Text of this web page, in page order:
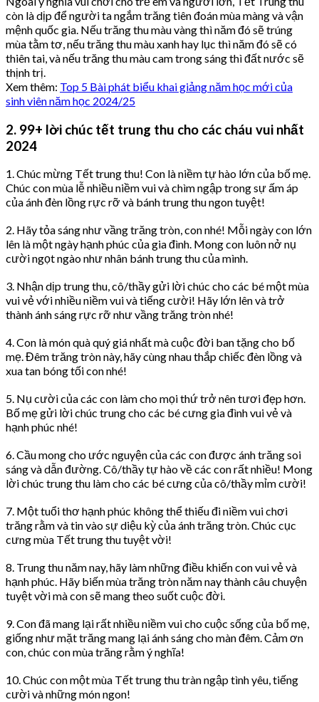
còn là dịp để người ta ngắm trăng tiên đoán mùa màng và vận
mệnh quốc gia. Nếu trăng thu màu vàng thì năm đó sẽ trúng
mùa tằm tơ, nếu trăng thu màu xanh hay lục thì năm đó sẽ có
thiên tai, và nếu trăng thu màu cam trong sáng thì đất nước sẽ
thịnh trị.
Xem thêm: Top 5 Bài phát biểu khai giảng năm học mới của
sinh viên năm học 2024/25
2. 99+ lời chúc tết trung thu cho các cháu vui nhất
2024
1. Chúc mừng Tết trung thu! Con là niềm tự hào lớn của bố mẹ.
Chúc con mùa lễ nhiều niềm vui và chìm ngập trong sự ấm áp
của ánh đèn lồng rực rỡ và bánh trung thu ngon tuyệt!
2. Hãy tỏa sáng như vầng trăng tròn, con nhé! Mỗi ngày con lớn
lên là một ngày hạnh phúc của gia đình. Mong con luôn nở nụ
cười ngọt ngào như nhân bánh trung thu của mình.
3. Nhận dịp trung thu, cô/thầy gửi lời chúc cho các bé một mùa
vui vẻ với nhiều niềm vui và tiếng cười! Hãy lớn lên và trở
thành ánh sáng rực rỡ như vầng trăng tròn nhé!
4. Con là món quà quý giá nhất mà cuộc đời ban tặng cho bố
mẹ. Đêm trăng tròn này, hãy cùng nhau thắp chiếc đèn lồng và
xua tan bóng tối con nhé!
5. Nụ cười của các con làm cho mọi thứ trở nên tươi đẹp hơn.
Bố mẹ gửi lời chúc trung cho các bé cưng gia đình vui vẻ và
hạnh phúc nhé!
6. Cầu mong cho ước nguyện của các con được ánh trăng soi
sáng và dẫn đường. Cô/thầy tự hào về các con rất nhiều! Mong
lời chúc trung thu làm cho các bé cưng của cô/thầy mỉm cười!
7. Một tuổi thơ hạnh phúc không thể thiếu đi niềm vui chơi
trăng rằm và tin vào sự diệu kỳ của ánh trăng tròn. Chúc cục
cưng mùa Tết trung thu tuyệt vời!
8. Trung thu năm nay, hãy làm những điều khiến con vui vẻ và
hạnh phúc. Hãy biến mùa trăng tròn năm nay thành câu chuyện
tuyệt vời mà con sẽ mang theo suốt cuộc đời.
9. Con đã mang lại rất nhiều niềm vui cho cuộc sống của bố mẹ,
giống như mặt trăng mang lại ánh sáng cho màn đêm. Cảm ơn
con, chúc con mùa trăng rằm ý nghĩa!
10. Chúc con một mùa Tết trung thu tràn ngập tình yêu, tiếng
cười và những món ngon!